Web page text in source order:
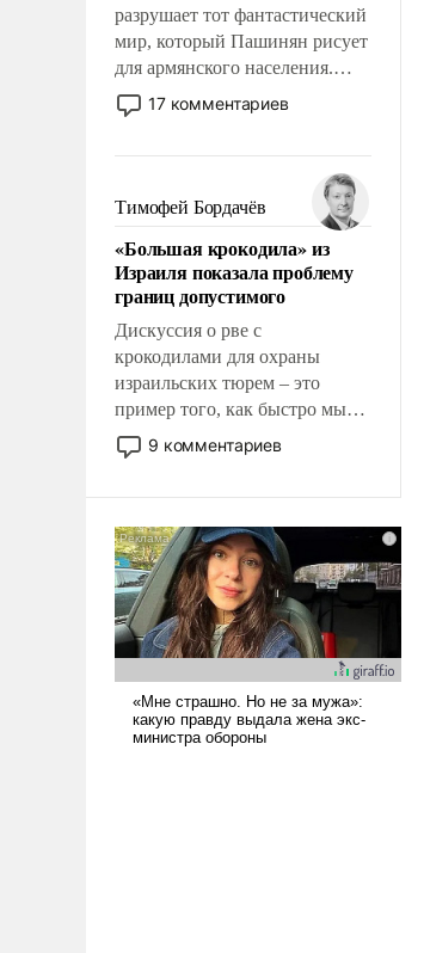
разрушает тот фантастический
мир, который Пашинян рисует
для армянского населения.
Мир, где политические
прожекты будут безусловно
налогоплательщиков и где
Еревану за свои поступки не
нужно отвечать.
17 комментариев
Тимофей Бордачёв
«Большая крокодила» из
Израиля показала проблему
границ допустимого
Дискуссия о рве с
крокодилами для охраны
израильских тюрем – это
пример того, как быстро мы
двигаемся по пути
революционных изменений.
псевдонаучной фантастики,
стало всерьез обсуждаемой
идеей.
9 комментариев